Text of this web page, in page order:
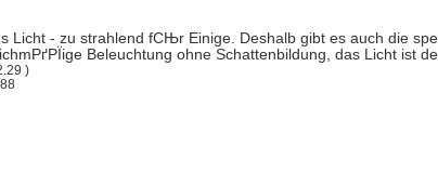
Licht - zu strahlend fСЊr Einige. Deshalb gibt es auch die
Beleuchtung ohne Schattenbildung, das Licht ist
)